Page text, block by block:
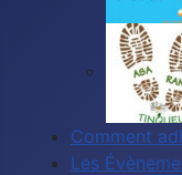
Comment
Les